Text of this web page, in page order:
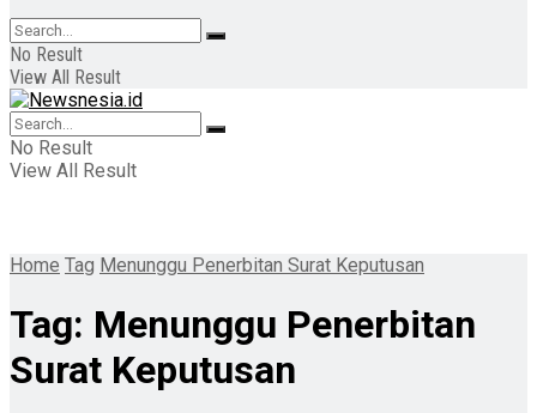
No Result
View All Result
No Result
View All Result
Home Tag Menunggu Penerbitan Surat Keputusan
Tag: Menunggu Penerbitan
Surat Keputusan